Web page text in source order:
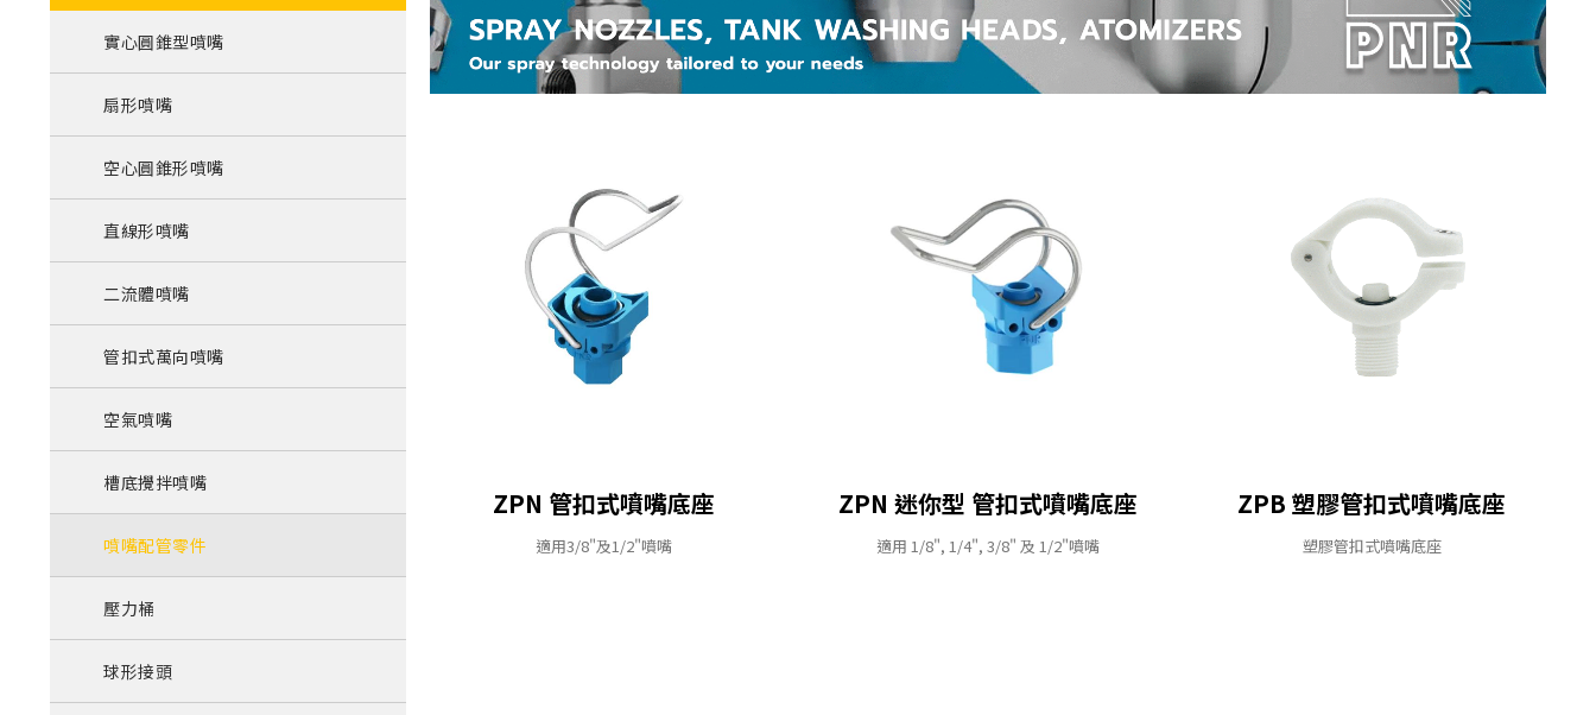
實心圓錐型噴嘴
扇形噴嘴
空心圓錐形噴嘴
直線形噴嘴
二流體噴嘴
管扣式萬向噴嘴
空氣噴嘴
槽底攪拌噴嘴
噴嘴配管零件
壓力桶
球形接頭
ZPN 管扣式噴嘴底座
適用3/8"及1/2"噴嘴
ZPN 迷你型 管扣式噴嘴底座
適用 1/8", 1/4", 3/8" 及 1/2"噴嘴
ZPB 塑膠管扣式噴嘴底座
塑膠管扣式噴嘴底座